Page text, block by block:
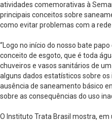
atividades comemorativas à
principais conceitos sobre
como evitar problemas com a rede
“Logo no início do nosso bate
conceito de esgoto, que é toda
chuveiros e vasos sanitários de
alguns dados estatísticos sobre
ausência de saneamento básico
sobre as consequências do uso
O Instituto Trata Brasil mostra, em